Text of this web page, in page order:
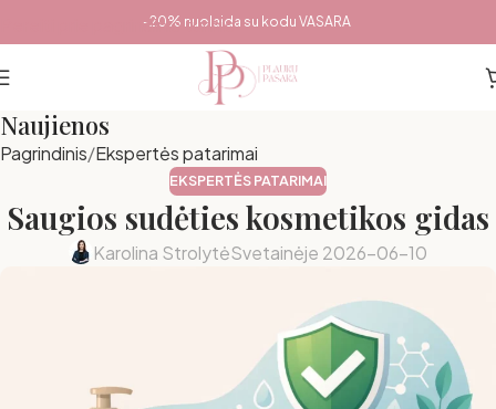
Pereiti prie pagrindinio turinio-20% nuolaida su kodu VASARA
Naujienos
Pagrindinis Ekspertės patarimai
EKSPERTĖS PATARIMAI
Saugios sudėties kosmetikos gidas
Karolina StrolytėSvetainėje 2026-06-10